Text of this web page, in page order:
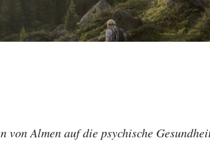
Almen auf die psychische